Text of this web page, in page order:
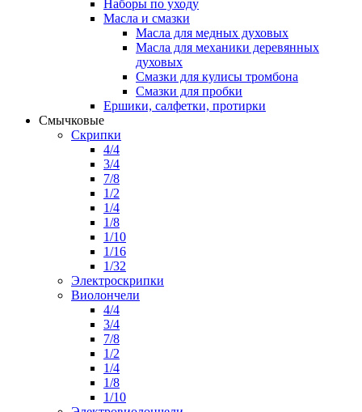
Наборы по уходу
Масла и смазки
Масла для медных духовых
Масла для механики деревянных
духовых
Смазки для кулисы тромбона
Смазки для пробки
Ершики, салфетки, протирки
Смычковые
Скрипки
4/4
3/4
7/8
1/2
1/4
1/8
1/10
1/16
1/32
Электроскрипки
Виолончели
4/4
3/4
7/8
1/2
1/4
1/8
1/10